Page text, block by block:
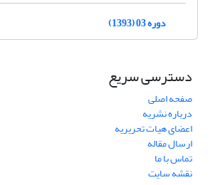
دوره 03 (1393)
دسترسی سریع
صفحه اصلی
درباره نشریه
اعضای هیات تحریریه
ارسال مقاله
تماس با ما
نقشه سایت